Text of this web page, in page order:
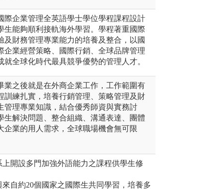
際企業管理全英語學士學位學程課程設計
生能夠順利接軌海外學習。學程著重國際
及財務管理專業能力的培養及整合，以國
企業經營策略、國際行銷、全球品牌管理
全球化時代最具競爭優勢的管理人才。
業之後就是在外商企業工作，工作範圍有
訓練扎實，培養行銷管理、策略管理及財
管理專業知識，結合優秀師資與實務討
生解決問題、整合組織、溝通表達、團體
企業的用人需求，全球職場機會無可限
開設多門加強外語能力之課程供學生修
自約20個國家之國際生共同學習，培養多